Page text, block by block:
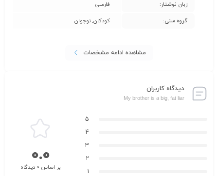
زبان نوشتار: فارسی
گروه سنی: کودکان, نوجوان
مشاهده ادامه مشخصات
دیدگاه کاربران
My brother is a big, fat liar
5
4
3
2
1
0.0
بر اساس 0 دیدگاه